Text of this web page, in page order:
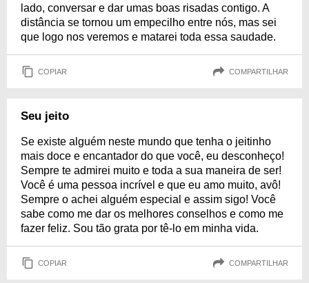
lado, conversar e dar umas boas risadas contigo. A
distância se tornou um empecilho entre nós, mas sei
que logo nos veremos e matarei toda essa saudade.
COPIAR COMPARTILHAR
Seu jeito
Se existe alguém neste mundo que tenha o jeitinho
mais doce e encantador do que você, eu desconheço!
Sempre te admirei muito e toda a sua maneira de ser!
Você é uma pessoa incrível e que eu amo muito, avô!
Sempre o achei alguém especial e assim sigo! Você
sabe como me dar os melhores conselhos e como me
fazer feliz. Sou tão grata por tê-lo em minha vida.
COPIAR COMPARTILHAR